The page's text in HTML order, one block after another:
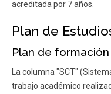
acreditada por 7 años.
Plan de
Plan de formación
La columna "SCT"
trabajo académico